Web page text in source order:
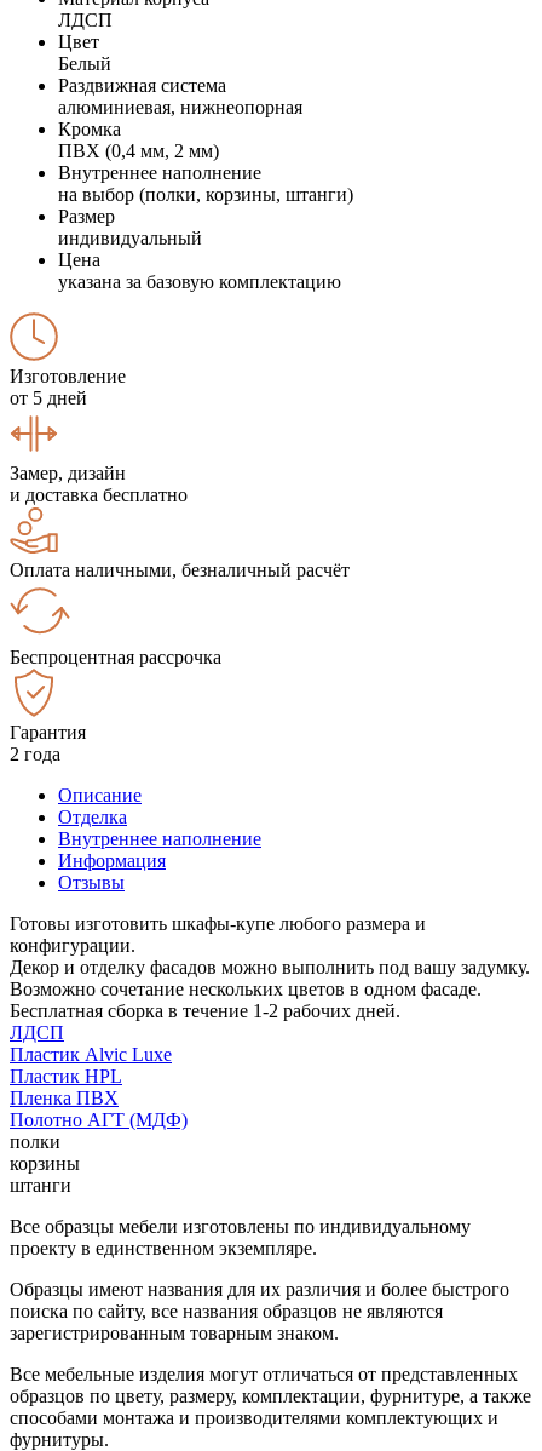
ЛДСП
Цвет
Белый
Раздвижная система
алюминиевая, нижнеопорная
Кромка
ПВХ (0,4 мм, 2 мм)
Внутреннее наполнение
на выбор (полки, корзины, штанги)
Размер
индивидуальный
Цена
указана за базовую комплектацию
Изготовление
от 5 дней
Замер, дизайн
и доставка бесплатно
Оплата наличными, безналичный расчёт
Беспроцентная рассрочка
Гарантия
2 года
Описание
Отделка
Внутреннее наполнение
Информация
Отзывы
Готовы изготовить шкафы-купе любого размера и
конфигурации.
Декор и отделку фасадов можно выполнить под вашу задумку.
Возможно сочетание нескольких цветов в одном фасаде.
Бесплатная сборка в течение 1-2 рабочих дней.
ЛДСП
Пластик Alvic Luxe
Пластик HPL
Пленка ПВХ
Полотно АГТ (МДФ)
полки
корзины
штанги
Все образцы мебели изготовлены по индивидуальному
проекту в единственном экземпляре.
Образцы имеют названия для их различия и более быстрого
поиска по сайту, все названия образцов не являются
зарегистрированным товарным знаком.
Все мебельные изделия могут отличаться от представленных
образцов по цвету, размеру, комплектации, фурнитуре, а также
способами монтажа и производителями комплектующих и
фурнитуры.